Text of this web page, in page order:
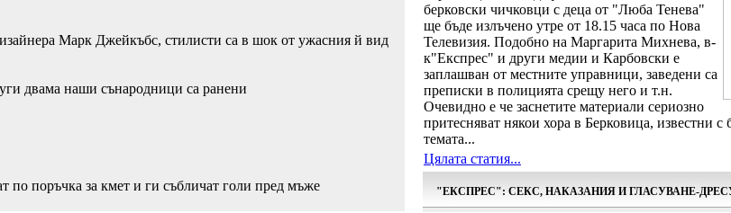
Марк Джейкъбс, стилисти са в шок от ужасния й вид
двама наши сънародници са ранени
по поръчка за кмет и ги събличат голи пред мъже
берковски чичковци с деца от "Люба Тенева"
ще бъде излъчено утре от 18.15 часа по Нова
Телевизия. Подобно на Маргарита Михнева, в-
к"Експрес" и други медии и Карбовски е
заплашван от местните управници, заведени са
преписки в полицията срещу него и т.н.
Очевидно е че заснетите материали сериозно
притесняват някои хора в Берковица, известни
темата...
Цялата статия...
"ЕКСПРЕС": СЕКС, НАКАЗАНИЯ И ГЛАСУВАНЕ-